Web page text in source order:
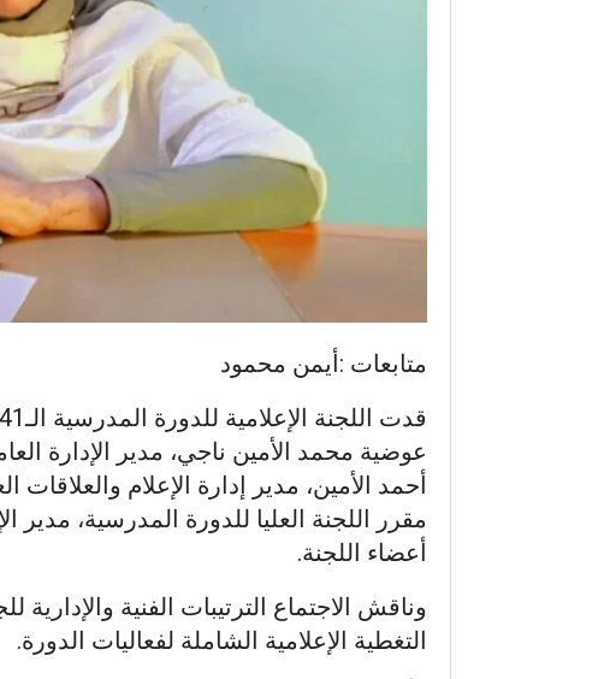
متابعات :أيمن محمود
عوضية محمد الأمين ناجي، مدير الإدارة
أحمد الأمين، مدير إدارة الإعلام
مقرر اللجنة العليا للدورة المدرسية، مدير
أعضاء اللجنة.
وناقش الاجتماع الترتيبات الفنية والإدارية
التغطية الإعلامية الشاملة لفعاليات الدورة.